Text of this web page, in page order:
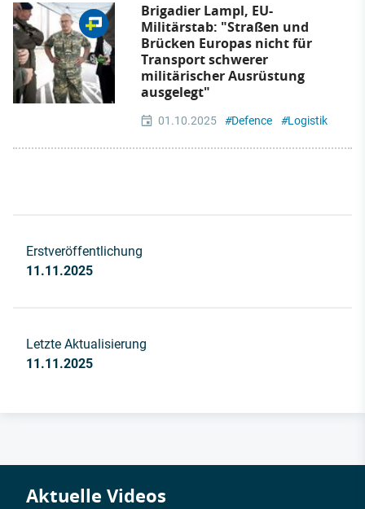
Brigadier Lampl, EU-
Militärstab: "Straßen und
Brücken Europas nicht für
Transport schwerer
militärischer Ausrüstung
ausgelegt"
01.10.2025 #Defence #Logistik
Erstveröffentlichung
11.11.2025
Letzte Aktualisierung
11.11.2025
Aktuelle Videos